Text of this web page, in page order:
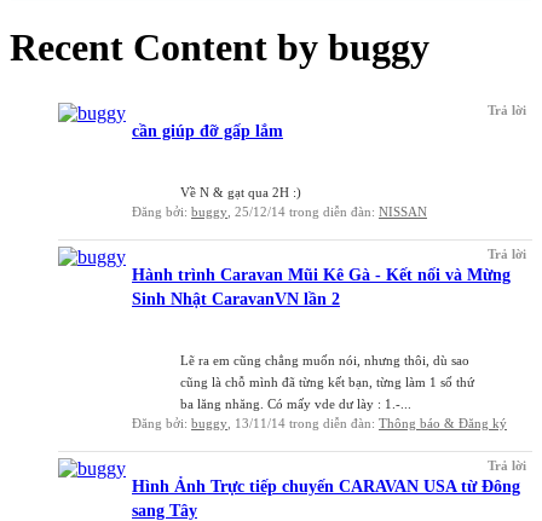
Recent Content by buggy
Trả lời
cần giúp đỡ gấp lắm
Về N & gạt qua 2H :)
Đăng bởi: buggy 25/12/14 trong diễn đàn: NISSAN
Trả lời
Hành trình Caravan Mũi Kê Gà - Kết nối và Mừng
Sinh Nhật CaravanVN lần 2
Lẽ ra em cũng chẳng muốn nói, nhưng thôi, dù sao
cũng là chỗ mình đã từng kết bạn, từng làm 1 số thứ
ba lăng nhăng. Có mấy vde dư lày : 1.-...
Đăng bởi: buggy 13/11/14 trong diễn đàn: Thông báo & Đăng ký
Trả lời
Hình Ảnh Trực tiếp chuyến CARAVAN USA từ Đông
sang Tây